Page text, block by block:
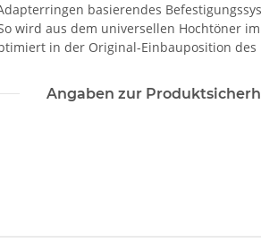
basierendes
wird aus dem universellen Hochtöner
in der Original-Einbauposition
Angaben zur